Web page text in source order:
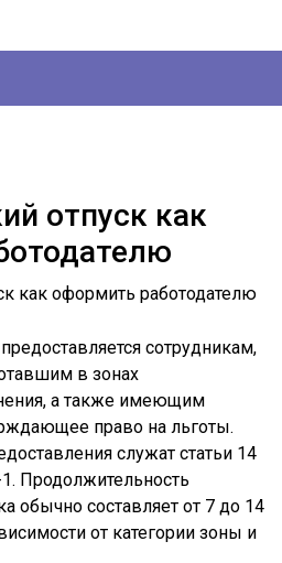
отпуск как
сотрудникам,
в зонах
а также имеющим
право на льготы.
служат статьи 14
Продолжительность
обычно составляет от 7 до 14
от категории зоны и